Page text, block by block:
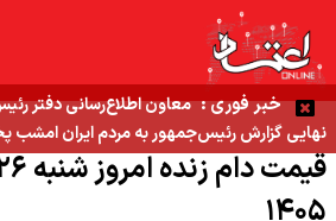
خبر فوری : معاون اطلاع‌رسانی دفتر
نهایی گزارش رئیس‌جمهور به مردم ایران
۱۴۰۵